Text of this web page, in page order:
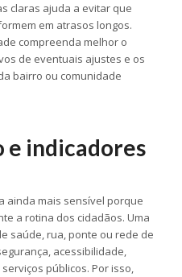
claras ajuda a evitar que
em atrasos longos.
compreenda melhor o
de eventuais ajustes e os
bairro ou comunidade
e indicadores
ainda mais sensível porque
a rotina dos cidadãos. Uma
saúde, rua, ponte ou rede de
acessibilidade,
públicos. Por isso,